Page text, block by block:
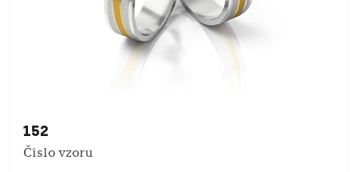
152
Číslo vzoru